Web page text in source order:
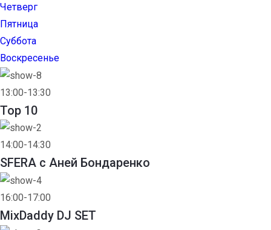
Четверг
Пятница
Суббота
Воскресенье
13:00-13:30
Top 10
14:00-14:30
SFERA с Аней Бондаренко
16:00-17:00
MixDaddy DJ SET